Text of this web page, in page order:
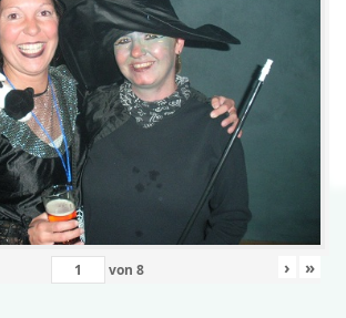
von 8 › »